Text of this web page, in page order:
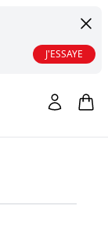
J'ESSAYE